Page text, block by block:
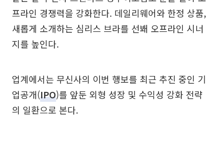
프라인 경쟁력을 강화한다. 데일리웨어와 한정 상품,
새롭게 소개하는 심리스 브라를 선봬 오프라인 시너
지를 높인다.
업계에서는 무신사의 이번 행보를 최근 추진 중인 기
업공개(IPO)를 앞둔 외형 성장 및 수익성 강화 전략
의 일환으로 본다.